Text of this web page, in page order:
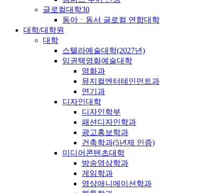
글로컬대학30
동아ㆍ동서 글로컬 연합대학
대학/대학원
대학
스텔라예술대학(2027년)
임권택영화예술대학
영화과
뮤지컬엔터테인먼트과
연기과
디자인대학
디자인학부
패션디자인학과
광고홍보학과
건축학과(5년제 인증)
미디어콘텐츠대학
방송영상학과
게임학과
영상애니메이션학과